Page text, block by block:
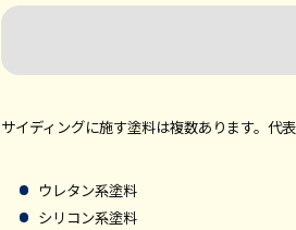
サイディングに施す塗料は複数あります。代
ウレタン系塗料
シリコン系塗料